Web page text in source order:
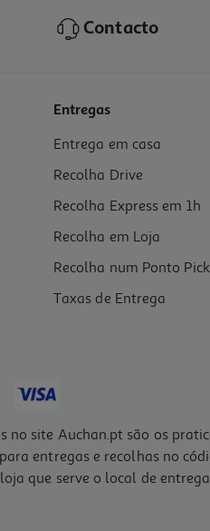
Contacto
Entregas
Entrega em casa
Recolha Drive
Recolha Express em 1h
Recolha em Loja
Recolha num Ponto
Taxas de Entrega
no site Auchan.pt são os
entregas e recolhas no
que serve o local de